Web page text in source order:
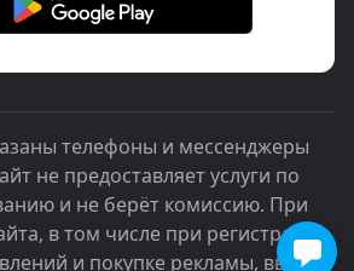
телефоны и мессенджеры
не предоставляет услуги по
и не берёт комиссию. При
в том числе при регистрации,
и покупке рекламы, вы